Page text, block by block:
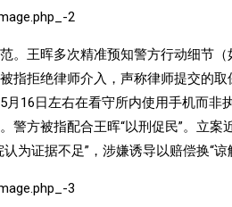
。王晖多次精准预知警方行动细节
指拒绝律师介入，声称律师提交的
月16日左右在看守所内使用手机而
警方被指配合王晖“以刑促民”。立
为证据不足”，涉嫌诱导以赔偿换“谅